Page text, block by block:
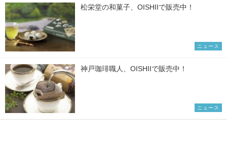
松栄堂の和菓子、OISHIIで販売中！
ニュース
神戸珈琲職人、OISHIIで販売中！
ニュース